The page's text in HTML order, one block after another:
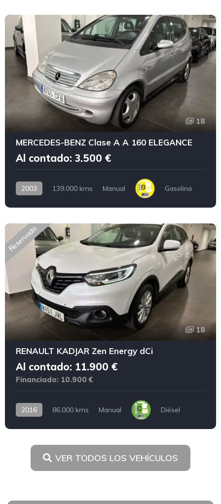
18
MERCEDES-BENZ Clase A A 160 ELEGANCE
Al contado: 3.500 €
2003 139.000 kms Manual Gasolina
Reservado
18
RENAULT KADJAR Zen Energy dCi
Al contado: 11.900 €
Financiado: 10.900 €
2016 86.000 kms Manual Diésel
VER TODOS LOS VEHÍCULOS